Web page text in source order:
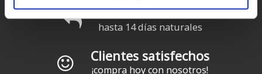
Devoluciones
hasta 14 días naturales
Clientes satisfechos
¡compra hoy con nosotros!